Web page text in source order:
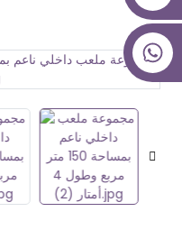
18027277639